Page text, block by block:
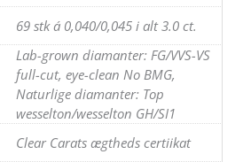
69 stk á 0,040/0,045 i alt 3.0 ct.
Lab-grown diamanter: FG/VVS-VS
full-cut, eye-clean No BMG,
Naturlige diamanter: Top
wesselton/wesselton GH/SI1
Clear Carats ægtheds certiikat